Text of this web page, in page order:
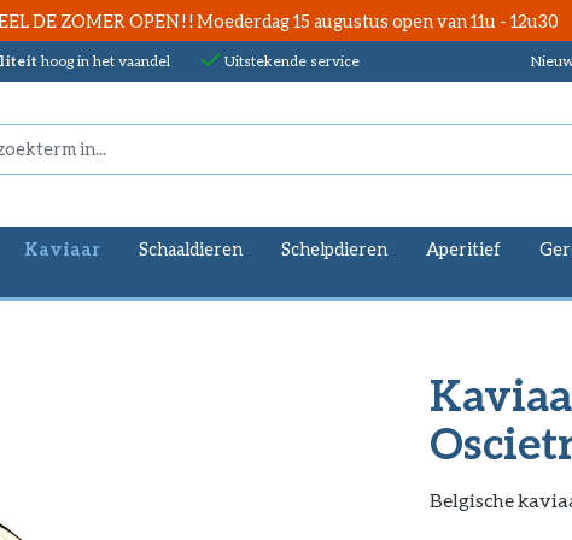
DE ZOMER OPEN ! ! Moederdag 15 augustus open van 11u - 12u30
hoog in het vaandel Uitstekende service
Kaviaar Schaaldieren Schelpdieren Aperitief
Belgische